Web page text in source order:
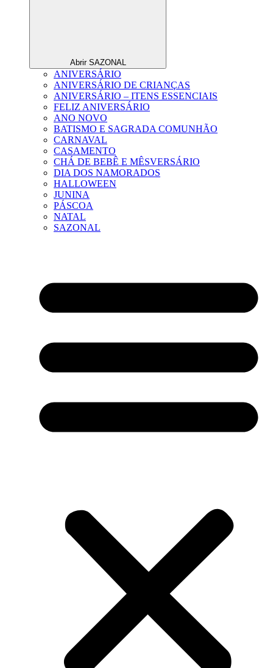
Abrir SAZONAL
ANIVERSÁRIO
ANIVERSÁRIO DE CRIANÇAS
ANIVERSÁRIO – ITENS ESSENCIAIS
FELIZ ANIVERSÁRIO
ANO NOVO
BATISMO E SAGRADA COMUNHÃO
CARNAVAL
CASAMENTO
CHÁ DE BEBÊ E MÊSVERSÁRIO
DIA DOS NAMORADOS
HALLOWEEN
JUNINA
PÁSCOA
NATAL
SAZONAL